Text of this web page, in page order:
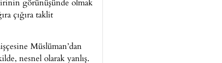
çığıra taklit
Müslüman’dan
nesnel olarak yanlış.